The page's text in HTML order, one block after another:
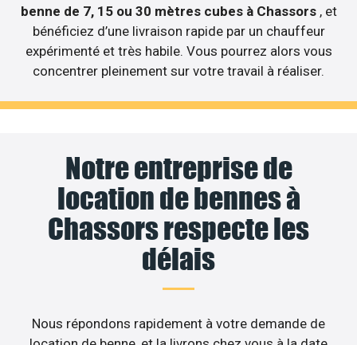
benne de 7, 15 ou 30 mètres cubes à Chassors , et
bénéficiez d’une livraison rapide par un chauffeur
expérimenté et très habile. Vous pourrez alors vous
concentrer pleinement sur votre travail à réaliser.
Notre entreprise de
location de bennes à
Chassors respecte les
délais
Nous répondons rapidement à votre demande de